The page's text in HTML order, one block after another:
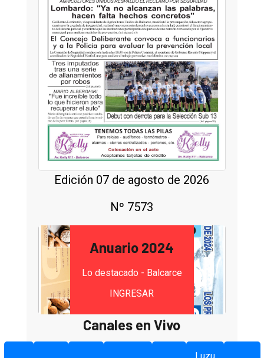
Edición 07 de agosto de 2026
Nº 7573
Anuario 2024
Lo destacado - Balcarce
INGRESAR
Canales en Vivo